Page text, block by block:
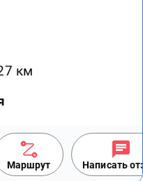
км
Маршрут Написать